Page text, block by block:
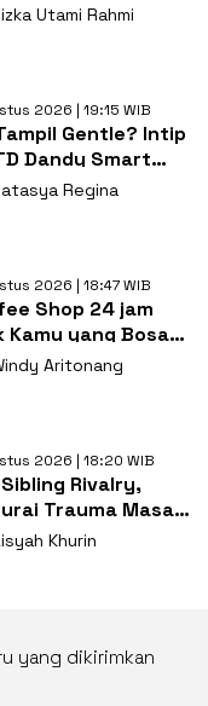
dan Jadwal
Utami Rahmi
2026 | 19:15 WIB
Gentle? Intip
Dandy Smart
ala Kang Hoon
Regina
2026 | 18:47 WIB
Shop 24 jam
Kamu yang Bosan
di KosAritonang
2026 | 18:20 WIB
Rivalry,
Trauma Masa
Persaingan
Khurin
yang dikirimkan